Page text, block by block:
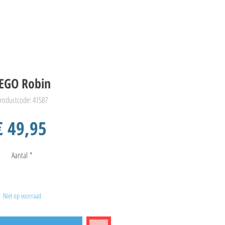
Robin
41587
49,95
Aantal *
Niet op voorraad